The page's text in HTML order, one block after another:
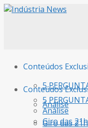
Conteúdos
5
Análise
Giro das 21h
Conteúdos
5
Análise
Giro das 21h